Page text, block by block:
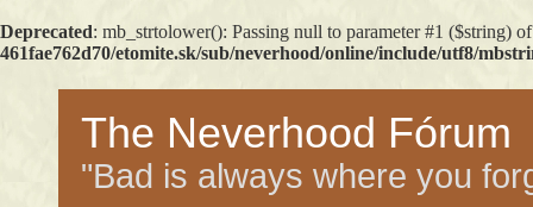
Deprecated: mb_strtolower(): Passing null to parameter #1 ($string)
461fae762d70/etomite.sk/sub/neverhood/online/include/utf8/
The Neverhood Fórum
"Bad is always where you